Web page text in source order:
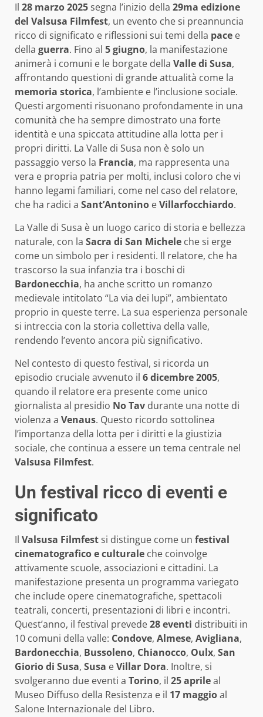
Il 28 marzo 2025segna l’inizio della 29ma edizione
del Valsusa Filmfest, un evento che si preannuncia
ricco di significato e riflessioni sui temi della pace e
della guerra. Fino al 5 giugno, la manifestazione
animerà i comuni e le borgate della Valle di Susa,
affrontando questioni di grande attualità come la
memoria storica, l’ambiente e l’inclusione sociale.
Questi argomenti risuonano profondamente in una
comunità che ha sempre dimostrato una forte
identità e una spiccata attitudine alla lotta per i
propri diritti. La Valle di Susa non è solo un
passaggio verso la Francia, ma rappresenta una
vera e propria patria per molti, inclusi coloro che vi
hanno legami familiari, come nel caso del relatore,
che ha radici a Sant’Antonino eVillarfocchiardo.
La Valle di Susa è un luogo carico di storia e bellezza
naturale, con la Sacra di San Michele che si erge
come un simbolo per i residenti. Il relatore, che ha
trascorso la sua infanzia tra i boschi di
Bardonecchia, ha anche scritto un romanzo
medievale intitolato “La via dei lupi”, ambientato
proprio in queste terre. La sua esperienza personale
si intreccia con la storia collettiva della valle,
rendendo l’evento ancora più significativo.
Nel contesto di questo festival, si ricorda un
episodio cruciale avvenuto il 6 dicembre 2005,
quando il relatore era presente come unico
giornalista al presidio No Tav durante una notte di
violenza a Venaus. Questo ricordo sottolinea
l’importanza della lotta per i diritti e la giustizia
sociale, che continua a essere un tema centrale nel
Valsusa Filmfest.
Un festival ricco di eventi e
significato
Il Valsusa Filmfestsi distingue come un festival
cinematografico e culturale che coinvolge
attivamente scuole, associazioni e cittadini. La
manifestazione presenta un programma variegato
che include opere cinematografiche, spettacoli
teatrali, concerti, presentazioni di libri e incontri.
Quest’anno, il festival prevede28 eventi distribuiti in
10 comuni della valle: Condove, Almese, Avigliana,
Bardonecchia, Bussoleno, Chianocco, Oulx, San
Giorio di Susa, Susa eVillar Dora. Inoltre, si
svolgeranno due eventi a Torino, il 25 aprileal
Museo Diffuso della Resistenza e il 17 maggioal
Salone Internazionale del Libro.